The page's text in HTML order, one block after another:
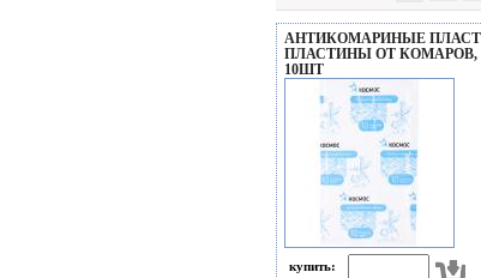
АНТИКОМАРИНЫЕ
ПЛАСТИНЫ ОТ КОМАРОВ,
10ШТ
купить: